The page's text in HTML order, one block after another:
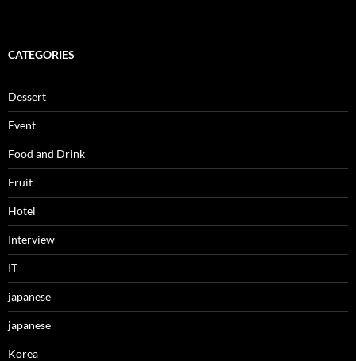
CATEGORIES
Dessert
Event
Food and Drink
Fruit
Hotel
Interview
IT
japanese
japanese
Korea